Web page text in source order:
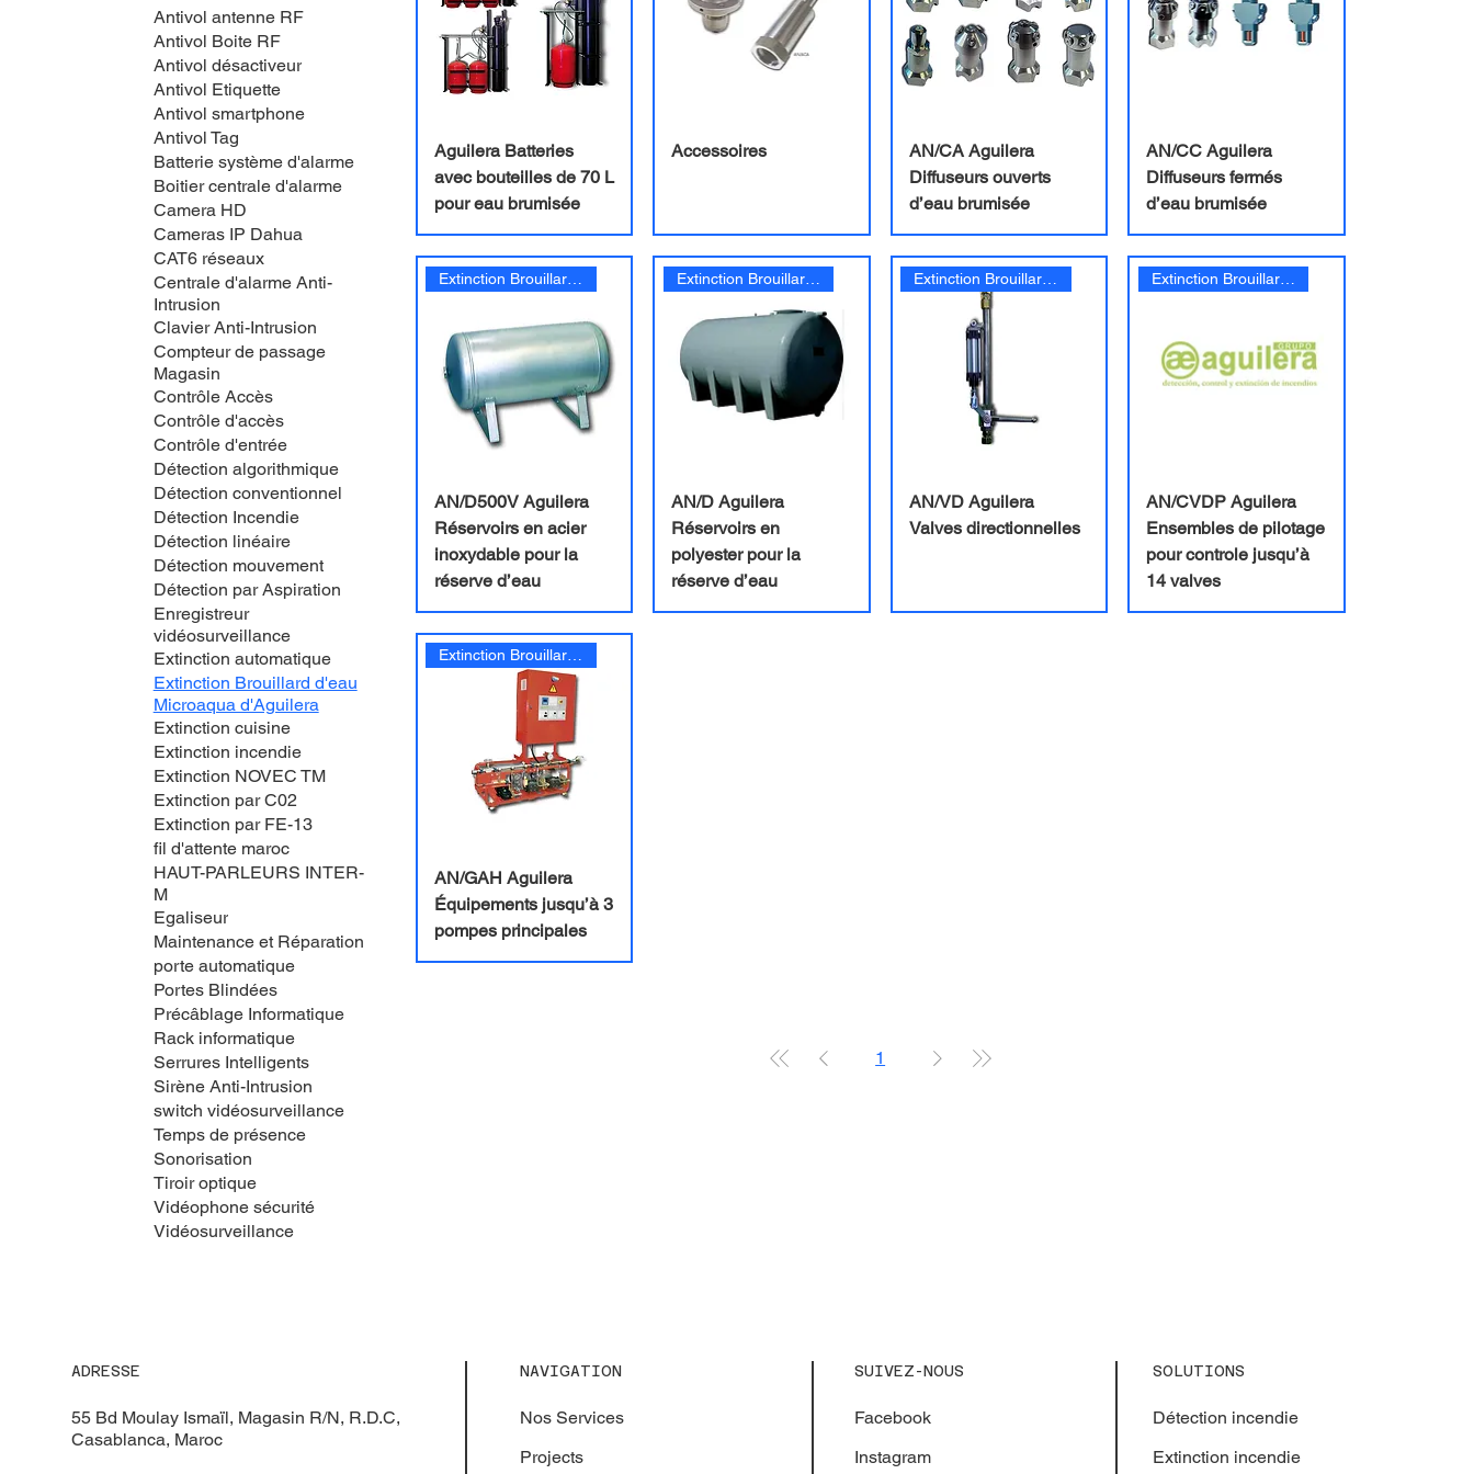
Antivol antenne RF
Antivol Boite RF
Antivol désactiveur
Antivol Etiquette
Antivol smartphone
Antivol Tag
Batterie système d'alarme
Boitier centrale d'alarme
Camera HD
Cameras IP Dahua
CAT6 réseaux
Centrale d'alarme Anti-
Intrusion
Clavier Anti-Intrusion
Compteur de passage
Magasin
Contrôle Accès
Contrôle d'accès
Contrôle d'entrée
Détection algorithmique
Détection conventionnel
Détection Incendie
Détection linéaire
Détection mouvement
Détection par Aspiration
Enregistreur
vidéosurveillance
Extinction automatique
Extinction Brouillard d'eau
Microaqua d'Aguilera
Extinction cuisine
Extinction incendie
Extinction NOVEC TM
Extinction par C02
Extinction par FE-13
fil d'attente maroc
HAUT-PARLEURS INTER-
M
Egaliseur
Maintenance et Réparation
porte automatique
Portes Blindées
Précâblage Informatique
Rack informatique
Serrures Intelligents
Sirène Anti-Intrusion
switch vidéosurveillance
Temps de présence
Sonorisation
Tiroir optique
Vidéophone sécurité
Vidéosurveillance
Aguilera Batteries
avec bouteilles de 70 L
pour eau brumisée
Accessoires
AN/CA Aguilera
Diffuseurs ouverts
d’eau brumisée
AN/CC Aguilera
Diffuseurs fermés
d’eau brumisée
AN/D500V Aguilera
Réservoirs en acier
inoxydable pour la
réserve d’eau
Extinction Brouillard d'eau
AN/D Aguilera
Réservoirs en
polyester pour la
réserve d’eau
AN/VD Aguilera
Valves directionnelles
Extinction Brouillard d'eau
AN/CVDP Aguilera
Ensembles de pilotage
pour controle jusqu’à
14 valves
Extinction Brouillard d'eau
AN/GAH Aguilera
Équipements jusqu’à 3
pompes principales
1
ADRESSE
55 Bd Moulay Ismaïl, Magasin R/N, R.D.C,
Casablanca, Maroc
NAVIGATION
Nos Services
Projects
SUIVEZ-NOUS
Facebook
Instagram
SOLUTIONS
Détection incendie
Extinction incendie